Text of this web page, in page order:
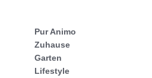
Pur Animo
Zuhause
Garten
Lifestyle